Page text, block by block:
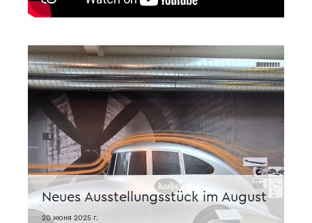
Neues Ausstellungsstück im August
Horch Museum
20 июня 2025 г.